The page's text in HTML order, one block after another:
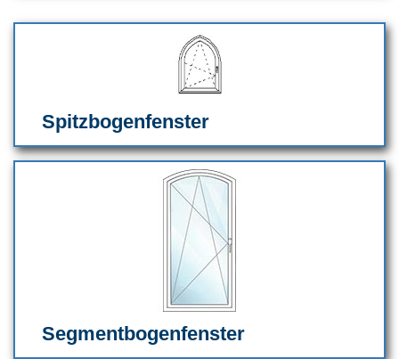
Spitzbogenfenster
Segmentbogenfenster